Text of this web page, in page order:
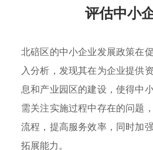
评估中小
北碚区的中小企业发展政策在
入分析，发现其在为企业提供
息和产业园区的建设，使得中
需关注实施过程中存在的问题
流程，提高服务效率，同时加
拓展能力。